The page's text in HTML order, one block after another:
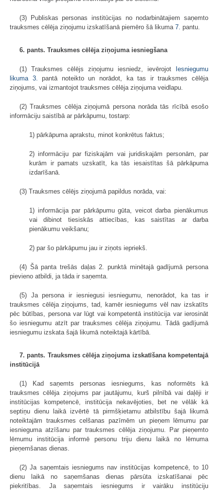
(3) Publiskas personas institūcijas no nodarbinātajiem saņemto
trauksmes cēlēja ziņojumu izskatīšanā piemēro šā likuma 7. pantu.
6. pants. Trauksmes cēlēja ziņojuma iesniegšana
(1) Trauksmes cēlējs ziņojumu iesniedz, ievērojot
Iesniegumu
likuma 3.
pantā noteikto un norādot, ka tas ir trauksmes cēlēja
ziņojums, vai izmantojot trauksmes cēlēja ziņojuma veidlapu.
(2) Trauksmes cēlēja ziņojumā persona norāda tās rīcībā esošo
informāciju saistībā ar pārkāpumu, tostarp:
1) pārkāpuma aprakstu, minot konkrētus faktus;
2) informāciju par fiziskajām vai juridiskajām personām, par
kurām ir pamats uzskatīt, ka tās iesaistītas šā pārkāpuma
izdarīšanā.
(3) Trauksmes cēlējs ziņojumā papildus norāda, vai:
1) informācija par pārkāpumu gūta, veicot darba pienākumus
vai dibinot tiesiskās attiecības, kas saistītas ar darba
pienākumu veikšanu;
2) par šo pārkāpumu jau ir ziņots iepriekš.
(4) Šā panta trešās daļas 2. punktā minētajā gadījumā persona
pievieno atbildi, ja tāda ir saņemta.
(5) Ja persona ir iesniegusi iesniegumu, nenorādot, ka tas ir
trauksmes cēlēja ziņojums, tad, kamēr iesniegums vēl nav izskatīts
pēc būtības, persona var lūgt vai kompetentā institūcija var ierosināt
šo iesniegumu atzīt par trauksmes cēlēja ziņojumu. Tādā gadījumā
iesniegumu izskata šajā likumā noteiktajā kārtībā.
7. pants. Trauksmes cēlēja ziņojuma izskatīšana kompetentajā
institūcijā
(1) Kad saņemts personas iesniegums, kas noformēts kā
trauksmes cēlēja ziņojums par jautājumu, kurš pilnībā vai daļēji ir
institūcijas kompetencē, institūcija nekavējoties, bet ne vēlāk kā
septiņu dienu laikā izvērtē tā pirmšķietamu atbilstību šajā likumā
noteiktajām trauksmes celšanas pazīmēm un pieņem lēmumu par
iesnieguma atzīšanu par trauksmes cēlēja ziņojumu. Par pieņemto
lēmumu institūcija informē personu triju dienu laikā no lēmuma
pieņemšanas dienas.
(2) Ja saņemtais iesniegums nav institūcijas kompetencē, to 10
dienu laikā no saņemšanas dienas pārsūta izskatīšanai pēc
piekritības. Ja saņemtais iesniegums ir vairāku institūciju